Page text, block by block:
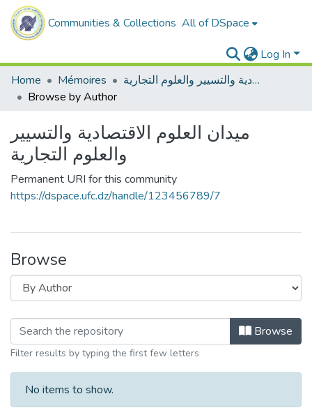
Communities & Collections All of DSpace
Log In
Home
Mémoires
ميدان العلوم الاقتصادية والتسيير والعلوم التجارية
Browse by Author
ميدان العلوم الاقتصادية والتسيير
والعلوم التجارية
Permanent URI for this community
https://dspace.ufc.dz/handle/123456789/7
Browse
Browse
Filter results by typing the first few letters
No items to show.